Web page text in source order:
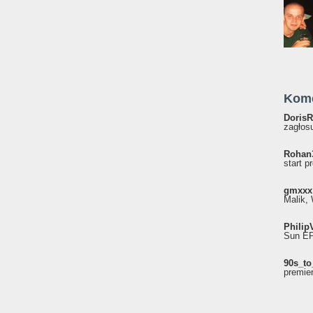
start
gmxxx
Malik,
Sun